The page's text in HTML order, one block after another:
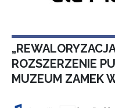
ROZSZERZENIE
MUZEUM ZAMEK